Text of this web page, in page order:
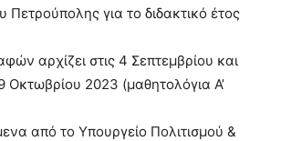
Πετρούπολης για το διδακτικό έτος
αρχίζει στις 4 Σεπτεμβρίου και
Οκτωβρίου 2023 (μαθητολόγια Α’
από το Υπουργείο Πολιτισμού &